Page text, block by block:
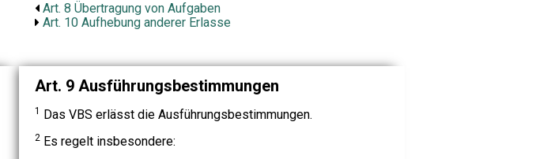
Art. 8 Übertragung von Aufgaben
Art. 10 Aufhebung anderer Erlasse
Art. 9 Ausführungsbestimmungen
1 Das VBS erlässt die Ausführungsbestimmungen.
2Es regelt insbesondere: